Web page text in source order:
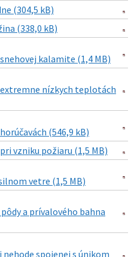
(304,5 kB)
(338,0 kB)
kalamite (1,4 MB)
nízkych teplotách
(546,9 kB)
vzniku požiaru (1,5 MB)
vetre (1,5 MB)
a prívalového bahna
spojenej s únikom